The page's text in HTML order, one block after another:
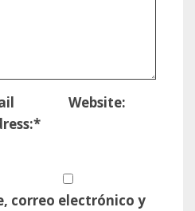
*
Website:
correo electrónico y